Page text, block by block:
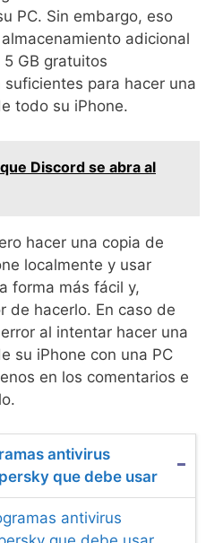
PC. Sin embargo, eso
adicional
GB gratuitos
para hacer una
todo su iPhone.
Discord se abra al
hacer una copia de
localmente y usar
forma más fácil y,
de hacerlo. En caso de
al intentar hacer una
su iPhone con una PC
en los comentarios e
antivirus
que debe usar